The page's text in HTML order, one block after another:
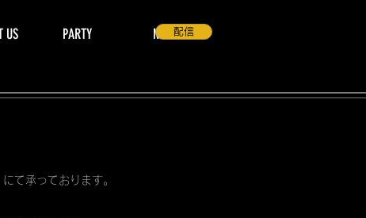
US PARTY NEWS配信
て承っております。